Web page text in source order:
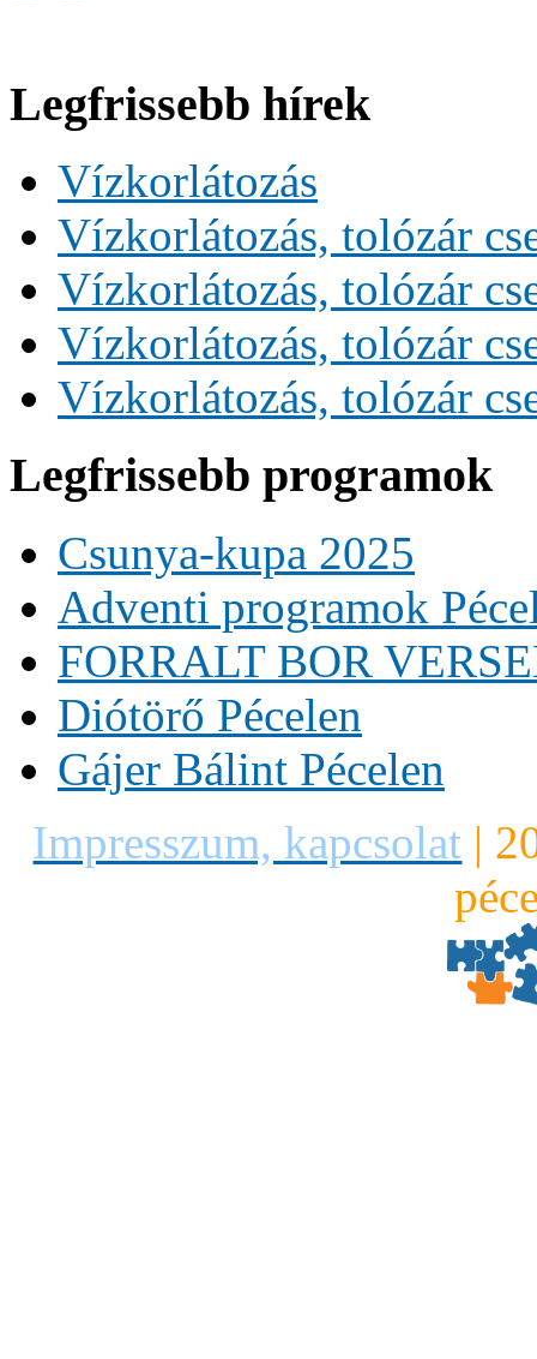
Legfrissebb hírek
Vízkorlátozás
Vízkorlátozás, tolózár
Vízkorlátozás, tolózár
Vízkorlátozás, tolózár
Vízkorlátozás, tolózár
Legfrissebb programok
Csunya-kupa 2025
Adventi programok
FORRALT BOR
Diótörő Pécelen
Gájer Bálint Pécelen
Impresszum, kapcsolat |